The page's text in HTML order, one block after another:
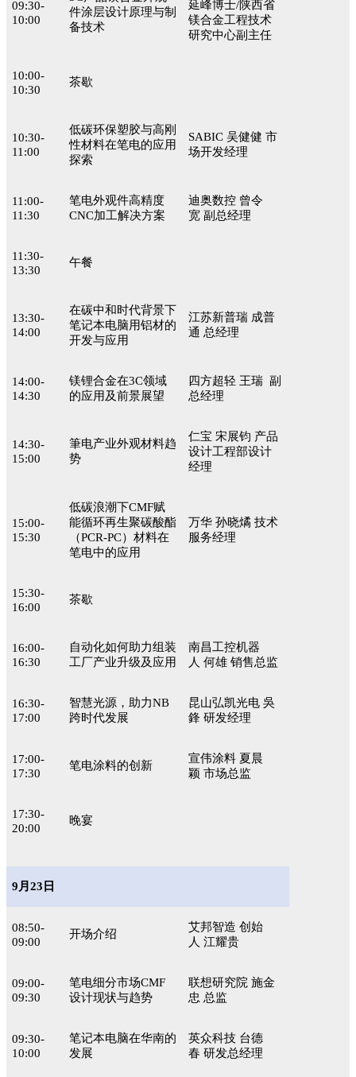
09:30-
10:00
件涂层设计原理与制
备技术
延峰博士/陕西省
镁合金工程技术
研究中心副主任
10:00-
10:30
茶歇
10:30-
11:00
低碳环保塑胶与高刚
性材料在笔电的应用
探索
SABIC 吴健健 市
场开发经理
11:00-
11:30
笔电外观件高精度
CNC加工解决方案
迪奥数控 曾令
宽 副总经理
11:30-
13:30
午餐
13:30-
14:00
在碳中和时代背景下
笔记本电脑用铝材的
开发与应用
江苏新普瑞 成普
通 总经理
14:00-
14:30
镁锂合金在3C领域
的应用及前景展望
四方超轻 王瑞 副
总经理
14:30-
15:00
筆电产业外观材料趋
势
仁宝 宋展钧 产品
设计工程部设计
经理
15:00-
15:30
低碳浪潮下CMF赋
能循环再生聚碳酸酯
（PCR-PC）材料在
笔电中的应用
万华 孙晓燏 技术
服务经理
15:30-
16:00
茶歇
16:00-
16:30
自动化如何助力组装
工厂产业升级及应用
南昌工控机器
人 何雄 销售总监
16:30-
17:00
智慧光源，助力NB
跨时代发展
昆山弘凯光电 吳
鋒 研发经理
17:00-
17:30
笔电涂料的创新
宣伟涂料 夏晨
颖 市场总监
17:30-
20:00
晚宴
9月23日
08:50-
09:00
开场介绍
艾邦智造 创始
人 江耀贵
09:00-
09:30
笔电细分市场CMF
设计现状与趋势
联想研究院 施金
忠 总监
09:30-
10:00
笔记本电脑在华南的
发展
英众科技 台德
春 研发总经理